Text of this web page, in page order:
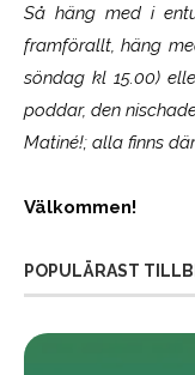
Så häng med i
framförallt, häng
söndag kl 15.00)
poddar, den
Matiné!; alla finns
Välkommen!
POPULÄRAST